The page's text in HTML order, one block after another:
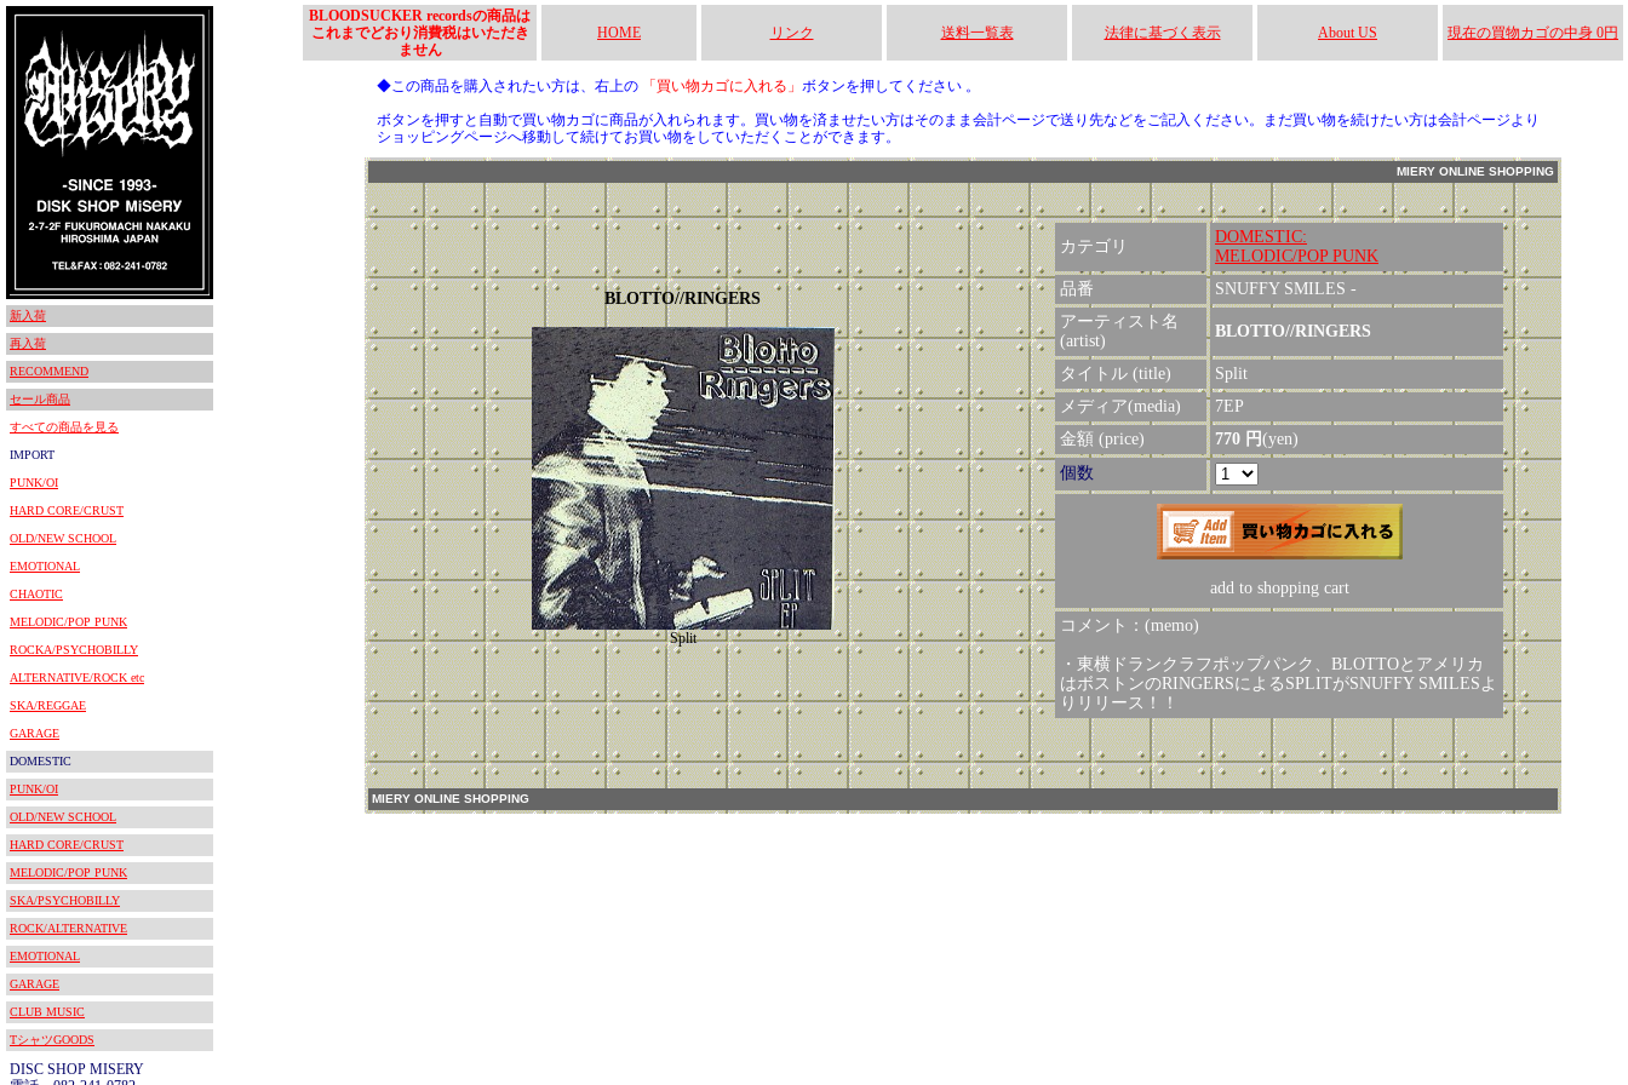
新入荷
再入荷
RECOMMEND
セール商品
すべての商品を見る
IMPORT
PUNK/OI
HARD CORE/CRUST
OLD/NEW SCHOOL
EMOTIONAL
CHAOTIC
MELODIC/POP PUNK
ROCKA/PSYCHOBILLY
ALTERNATIVE/ROCK etc
SKA/REGGAE
GARAGE
DOMESTIC
PUNK/OI
OLD/NEW SCHOOL
HARD CORE/CRUST
MELODIC/POP PUNK
SKA/PSYCHOBILLY
ROCK/ALTERNATIVE
EMOTIONAL
GARAGE
CLUB MUSIC
TシャツGOODS
DISC SHOP MISERY
BLOODSUCKER recordsの商品は
これまでどおり消費税はいただき
ません
HOME リンク 送料一覧表 法律に基づく表示 About US 現在の買物カゴの中身 0円
◆この商品を購入されたい方は、右上の 「買い物カゴに入れる」 ボタンを押してください 。
ボタンを押すと自動で買い物カゴに商品が入れられます。買い物を済ませたい方はそのまま会計ページで送り先などをご記入ください。まだ買い物を続けたい方は会計ページより
ショッピングページへ移動して続けてお買い物をしていただくことができます。
MIERY ONLINE SHOPPING
BLOTTO//RINGERS
Split
カテゴリ
DOMESTIC:
MELODIC/POP PUNK
品番
SNUFFY SMILES -
アーティスト名
(artist)
BLOTTO//RINGERS
タイトル (title)
Split
メディア(media)
7EP
金額 (price)
770 円(yen)
個数
add to shopping cart
コメント：(memo)
・東横ドランクラフポップパンク、BLOTTOとアメリカ
はボストンのRINGERSによるSPLITがSNUFFY SMILESよ
りリリース！！
MIERY ONLINE SHOPPING